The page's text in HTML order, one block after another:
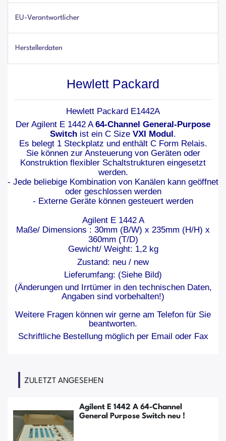
EU-Verantwortlicher
Herstellerdaten
Hewlett Packard
Hewlett Packard E1442A
Der Agilent E 1442 A 64-Channel General-Purpose
Switch ist ein C Size VXI Modul.
Es belegt 1 Steckplatz und enthält C Form Relais.
Sie können zur Ansteuerung von Geräten oder
Konstruktion flexibler Schaltstrukturen eingesetzt
werden.
- Jede beliebige Kombination von Kanälen kann geöffnet
oder geschlossen werden
- Externe Geräte können gesteuert werden
Agilent E 1442 A
Maße/ Dimensions : 30mm (B/W) x 235mm (H/H) x
360mm (T/D)
Gewicht/ Weight: 1,2 kg
Zustand: neu / new
Lieferumfang: (Siehe Bild)
(Änderungen und Irrtümer in den technischen Daten,
Angaben sind vorbehalten!)
Weitere Fragen können wir gerne am Telefon für Sie
beantworten.
Schriftliche Bestellung möglich per Email oder Fax
ZULETZT ANGESEHEN
Agilent E 1442 A 64-Channel
General Purpose Switch neu !